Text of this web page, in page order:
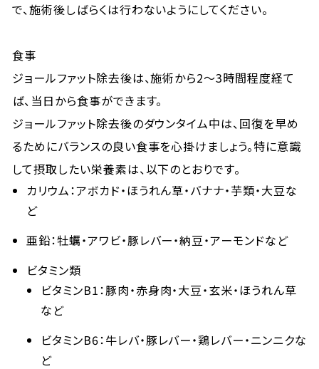
で、施術後しばらくは行わないようにしてください。
食事
ジョールファット除去後は、施術から2〜3時間程度経て
ば、当日から食事ができます。
ジョールファット除去後のダウンタイム中は、回復を早め
るためにバランスの良い食事を心掛けましょう。特に意識
して摂取したい栄養素は、以下のとおりです。
カリウム：アボカド・ほうれん草・バナナ・芋類・大豆な
ど
亜鉛：牡蠣・アワビ・豚レバー・納豆・アーモンドなど
ビタミン類
ビタミンB1：豚肉・赤身肉・大豆・玄米・ほうれん草
など
ビタミンB6：牛レバ・豚レバー・鶏レバー・ニンニクな
ど